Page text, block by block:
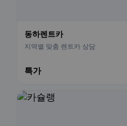
동하렌트카
지역별 맞춤 렌트카 상담
특가